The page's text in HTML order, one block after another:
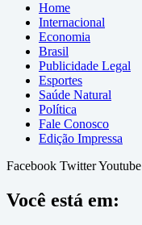
Home
Internacional
Economia
Brasil
Publicidade Legal
Esportes
Saúde Natural
Política
Fale Conosco
Edição Impressa
Facebook TwitterYoutube
Você está em: